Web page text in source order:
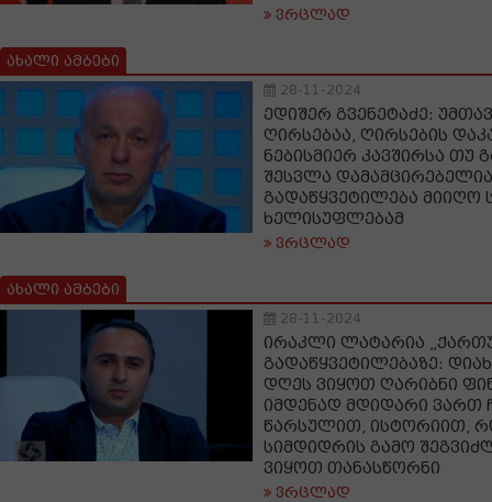
ვრცლად
ახალი ამბები
28-11-2024
ედიშერ გვენეტაძე:
ღირსებაა, ღირსების
ნებისმიერ კავშირსა თუ
შესვლა
გადაწყვეტილება
ხელისუფლებამ
ვრცლად
ახალი ამბები
28-11-2024
ირაკლი ლატარია
გადაწყვეტილებაზე:
დღეს ვიყოთ ღარიბნი
იმდენად მდიდარი ვართ
წარსულით, ისტორიით,
სიმდიდრის გამო
ვიყოთ თანასწორნი
ვრცლად